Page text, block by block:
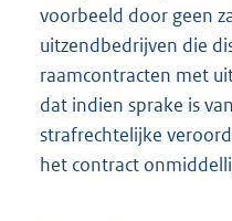
voorbeeld door geen
uitzendbedrijven die
raamcontracten met
dat indien sprake is
strafrechtelijke
het contract